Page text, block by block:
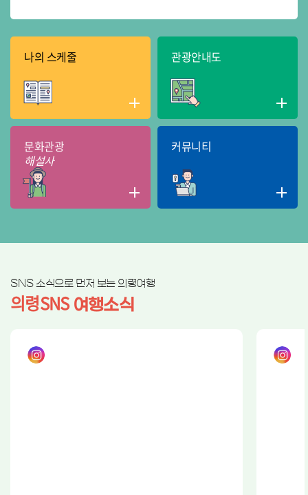
의병박물관 인문학콘서트 신청 안내 2026-05-15
의병박물관 상반기 역사유적기행 신청 안내
의병박물관 4월 문화가 있는 날 영화 상영 안내(존 오브 인터레스트)
나의 스케줄 관광안내도
문화관광
해설사
커뮤니티
SNS 소식으로 먼저 보는 의령여행
의령SNS여행소식